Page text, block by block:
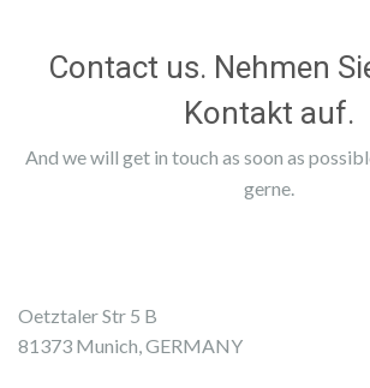
Contact us. Nehmen
Kontakt auf.
And we will get in touch as soon as
gerne.
Oetztaler Str 5 B
81373 Munich, GERMANY